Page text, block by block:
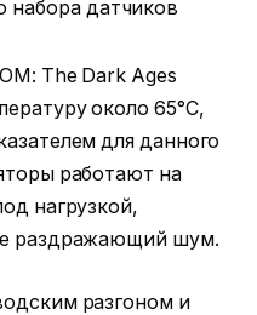
набора датчиков
The Dark Ages
около 65°C,
для данного
работают на
нагрузкой,
раздражающий шум.
разгоном и